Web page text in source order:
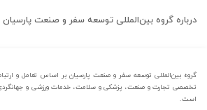
درباره گروه بین‌المللی توسعه سفر و صنعت پارسیان
گروه بین‌المللی توسعه سفر و صنعت پارسیان بر اساس تعامل و
تخصصی تجارت و صنعت، پزشکی و سلامت، خدمات ورزشی و
است.